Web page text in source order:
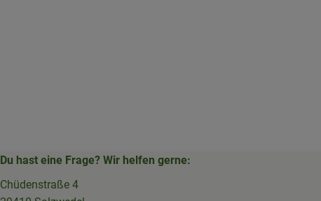
Du hast eine Frage? Wir helfen gerne:
Chüdenstraße 4